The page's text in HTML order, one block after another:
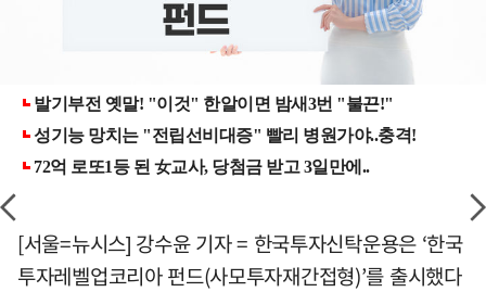
[서울=뉴시스] 강수윤 기자 = 한국투자신탁운용은 ‘한국
투자레벨업코리아 펀드(사모투자재간접형)’를 출시했다